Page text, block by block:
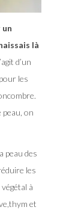
un
là
d’un
les
peau, on
peau des
les
à
et